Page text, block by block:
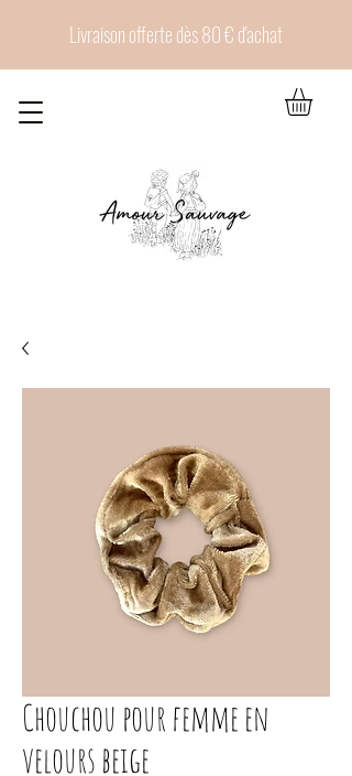
Livraison offerte dès 80 € d'achat
Chouchou pour femme en
velours beige